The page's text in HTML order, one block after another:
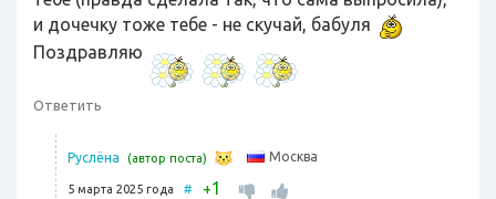
и дочечку тоже тебе - не скучай, бабуля
Поздравляю
Ответить
Руслёна (автор поста) Москва
5 марта 2025 года # +1